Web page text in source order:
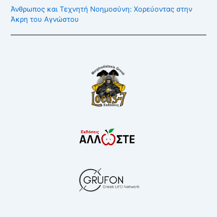
Άνθρωπος και Τεχνητή Νοημοσύνη: Χορεύοντας στην
Άκρη του Αγνώστου